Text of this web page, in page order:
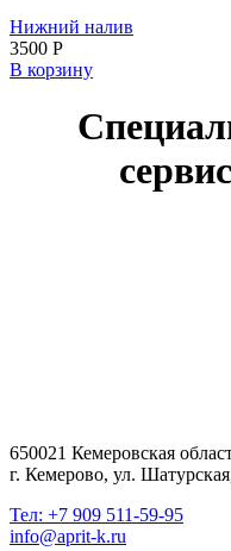
Нижний налив
3500 Р
В корзину
650021 Кемеровская
г. Кемерово, ул.
Тел: +7 909 511-59-95
info@aprit-k.ru